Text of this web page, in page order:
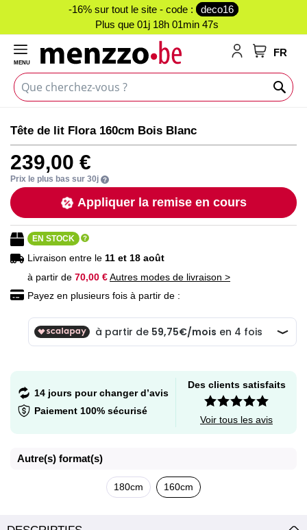
-16% sur tout le site - code :
deco16
Plus que 01j 18h 01min 47s
FR
MENU
à
la
fin
de
la
galerie
d’images
au
début
de
la
Galerie
d’images
Tête de lit Flora 160cm Bois Blanc
239,00 €
Prix le plus bas sur 30j
Appliquer la remise en cours
EN STOCK
Livraison entre le 11 et 18 août
à partir de 70,00 €Autres modes de livraison >
Payez en plusieurs fois à partir de :
14 jours pour changer d’avis
Paiement 100% sécurisé
Des clients satisfaits
Voir tous les avis
Autre(s) format(s)
180cm 160cm